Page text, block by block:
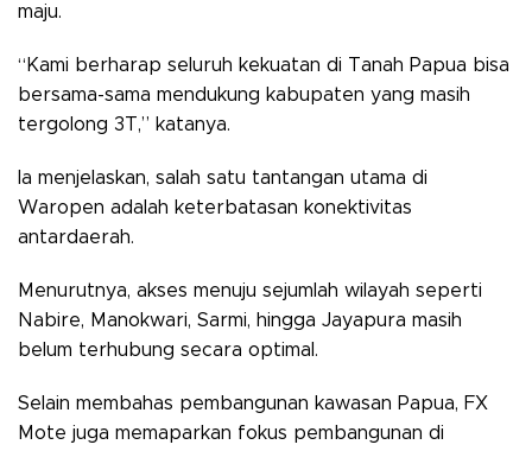
maju.
“Kami berharap seluruh kekuatan di Tanah Papua bisa
bersama-sama mendukung kabupaten yang masih
tergolong 3T,” katanya.
Ia menjelaskan, salah satu tantangan utama di
Waropen adalah keterbatasan konektivitas
antardaerah.
Menurutnya, akses menuju sejumlah wilayah seperti
Nabire, Manokwari, Sarmi, hingga Jayapura masih
belum terhubung secara optimal.
Selain membahas pembangunan kawasan Papua, FX
Mote juga memaparkan fokus pembangunan di